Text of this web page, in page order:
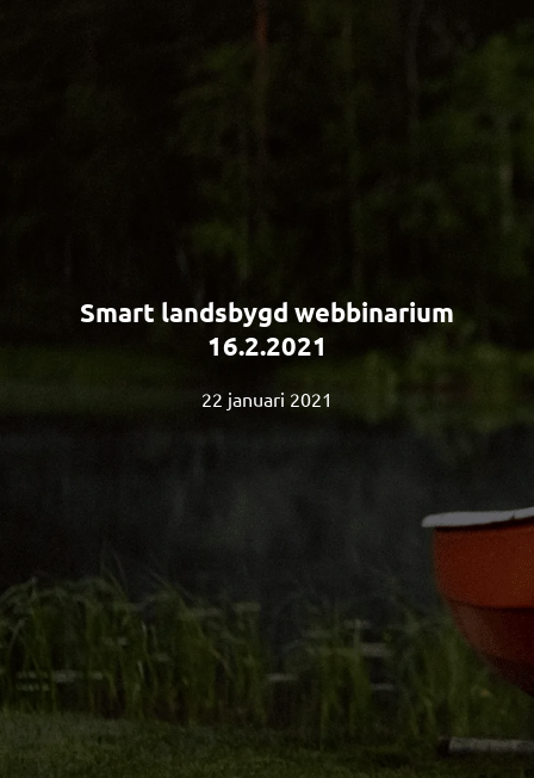
Smart landsbygd webbinarium
16.2.2021
22 januari 2021